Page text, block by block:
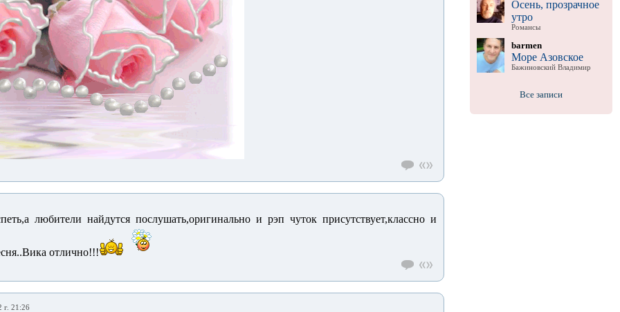
любители найдутся послушать,оригинально и рэп чуток присутствует,классно и
отлично!!!
г. 21:26
Осень, прозрачное
утро
Романсы
barmen
Море Азовское
Бажиновский Владимир
Все записи